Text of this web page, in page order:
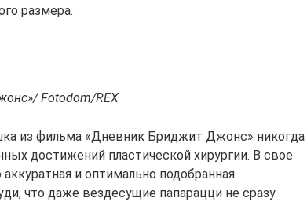
размера.
Fotodom/REX
из фильма «Дневник Бриджит Джонс» никогда
достижений пластической хирургии. В свое
и оптимально подобранная
что даже вездесущие папарацци не сразу